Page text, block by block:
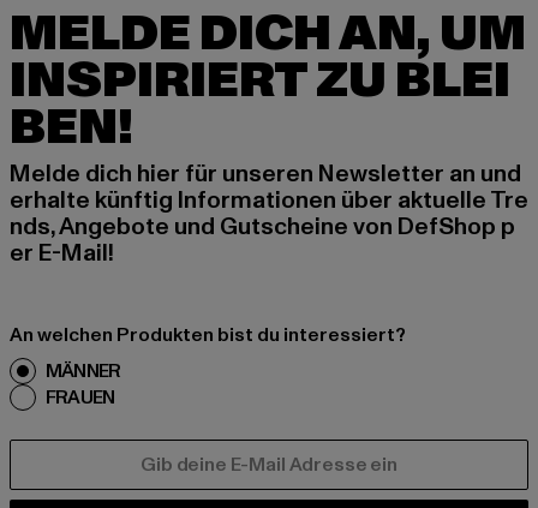
MELDE DICH AN, UM
INSPIRIERT ZU BLEI
BEN!
Melde dich hier für unseren Newsletter an und
erhalte künftig Informationen über aktuelle Tre
nds, Angebote und Gutscheine von DefShop p
er E-Mail!
An welchen Produkten bist du interessiert?
MÄNNER
FRAUEN